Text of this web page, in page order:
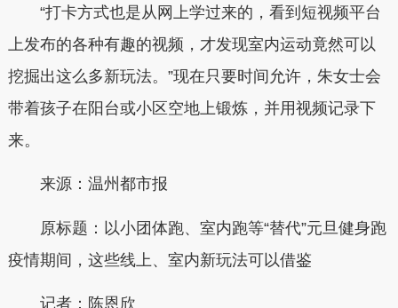
“打卡方式也是从网上学过来的，看到短视频平台
上发布的各种有趣的视频，才发现室内运动竟然可以
挖掘出这么多新玩法。”现在只要时间允许，朱女士会
带着孩子在阳台或小区空地上锻炼，并用视频记录下
来。
来源：温州都市报
原标题：以小团体跑、室内跑等“替代”元旦健身跑
疫情期间，这些线上、室内新玩法可以借鉴
记者：陈恩欣